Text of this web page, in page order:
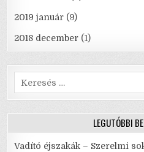
2019 január (9)
2018 december (1)
Search
for:
LEGUTÓBBI
Vadító éjszakák – Szerelmi